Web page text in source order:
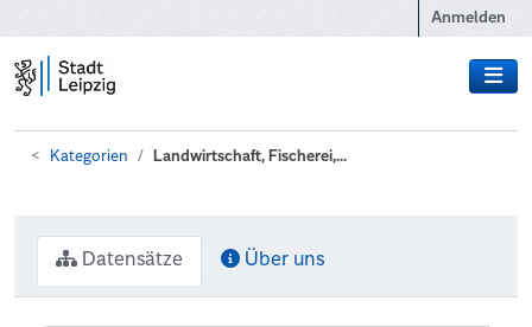
Anmelden
Kategorien Landwirtschaft, Fischerei,...
Datensätze Über uns